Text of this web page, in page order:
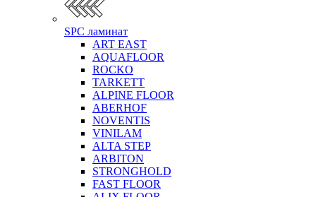
SPC ламинат
ART EAST
AQUAFLOOR
ROCKO
TARKETT
ALPINE FLOOR
ABERHOF
NOVENTIS
VINILAM
ALTA STEP
ARBITON
STRONGHOLD
FAST FLOOR